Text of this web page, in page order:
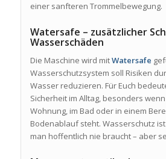
einer sanfteren Trommelbewegung.
Watersafe – zusätzlicher
Wasserschäden
Die Maschine wird mitWatersafe
Wasserschutzsystem soll Risiken
Wasser reduzieren. Für Euch
Sicherheit im Alltag, besonders
Wohnung, im Bad oder in einem
Bodenablauf steht. Wasserschutz
man hoffentlich nie braucht – aber